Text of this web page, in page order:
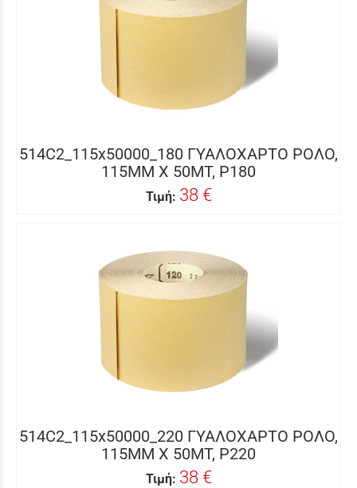
514C2_115x50000_180 ΓΥΑΛΟΧΑΡΤΟ ΡΟΛΟ,
115MM X 50MΤ, P180
Τιμή: 38 €
514C2_115x50000_220 ΓΥΑΛΟΧΑΡΤΟ ΡΟΛΟ,
115MM X 50MΤ, P220
Τιμή: 38 €